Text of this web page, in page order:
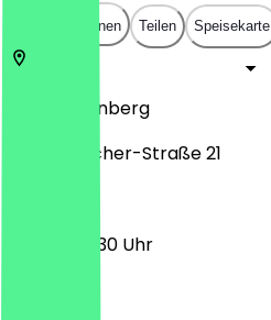
In App öffnen Teilen Speisekarte
Nürnberg
Peter-Vischer-Straße 21
09:30 - 20:30 Uhr